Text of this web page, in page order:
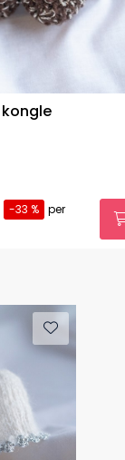
kongle
-33 % per